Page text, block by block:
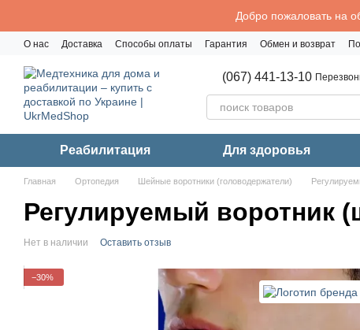
Добро пожаловать на
О нас Доставка Способы оплаты Гарантия Обмен и возврат
(067) 441-13-10
Реабилитация Для здоровья
Главная Ортопедия Шейные воротники (головодержатели)
Регулируемый воротник
Нет в наличии Оставить отзыв
−30%